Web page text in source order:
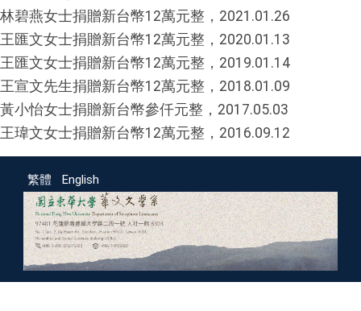
林碧燕女士捐贈新台幣12萬元整，2021.01.26
王匯文女士捐贈新台幣12萬元整，2020.01.13
王匯文女士捐贈新台幣12萬元整，2019.01.14
王宣文先生捐贈新台幣12萬元整，2018.01.09
黃小怡女士捐贈新台幣參仟元整，2017.05.03
王瑋文女士捐贈新台幣12萬元整，2016.09.12
繁體 English